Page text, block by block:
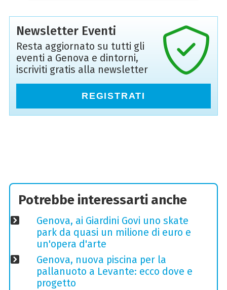
Newsletter Eventi
Resta aggiornato su tutti gli
eventi a Genova e dintorni,
iscriviti gratis alla newsletter
REGISTRATI
Potrebbe interessarti anche
Genova, ai Giardini Govi uno skate
park da quasi un milione di euro e
un'opera d'arte
Genova, nuova piscina per la
pallanuoto a Levante: ecco dove e
progetto